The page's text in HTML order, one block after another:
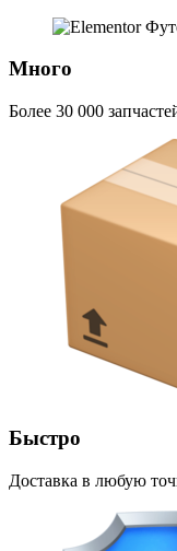
Много
Более 30 000
Быстро
Доставка в любую